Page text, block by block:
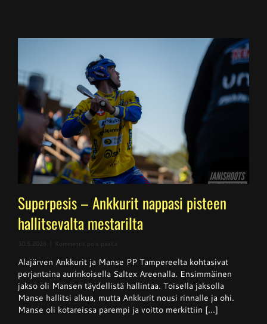
Superpesis – Ankkurit nappasi pisteen
hallitsevalta mestarilta
30.5.2026 Kommentit pois päältä
–
Ankkurit
nappasi
pisteen
hallitsevalta
mestarilta
Alajärven Ankkurit ja Manse PP Tampereelta kohtasivat
perjantaina aurinkoisella Saltex Areenalla. Ensimmäinen
jakso oli Mansen täydellistä hallintaa. Toisella jaksolla
Manse hallitsi alkua, mutta Ankkurit nousi rinnalle ja ohi.
Manse oli kotareissa parempi ja voitto merkittiin [...]